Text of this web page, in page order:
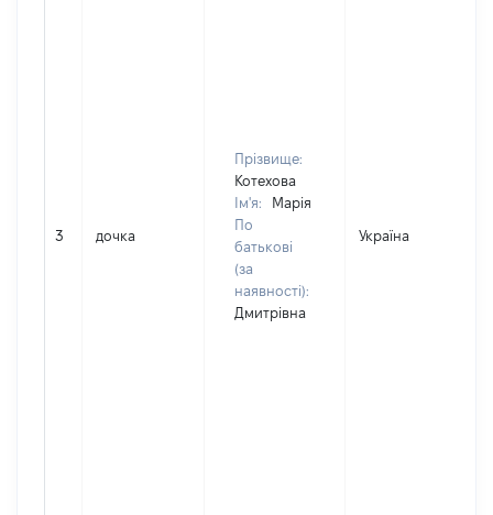
3 дочка
Прізвище:
Котехова
Ім'я:
Марія
По
батькові
(за
наявності):
Дмитрівна
Україна